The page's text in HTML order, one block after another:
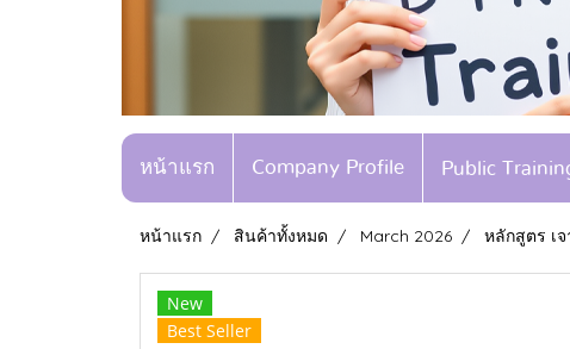
หน้าแรก Company Profile Public
หน้าแรก สินค้าทั้งหมด March 2026 หลักสูตร เ
New
Best Seller